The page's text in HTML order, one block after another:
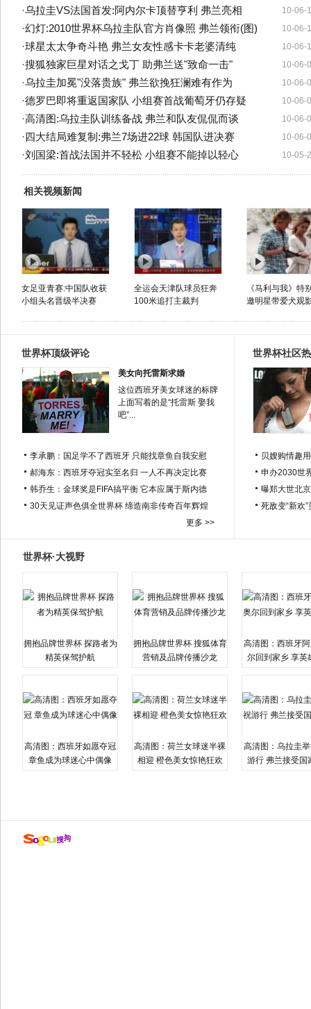
10-06-
·乌拉圭VS法国首发:阿内尔卡顶替亨利 弗兰亮相
10-06-
·幻灯:2010世界杯乌拉圭队官方肖像照 弗兰领衔(图)
10-06-
·球星太太争奇斗艳 弗兰女友性感卡卡老婆清纯
10-06-
·搜狐独家巨星对话之戈丁 助弗兰送"致命一击"
10-06-
·乌拉圭加冕"没落贵族" 弗兰欲挽狂澜难有作为
10-06-
·德罗巴即将重返国家队 小组赛首战葡萄牙仍存疑
10-06-
·高清图:乌拉圭队训练备战 弗兰和队友侃侃而谈
10-06-
· 四大结局难复制:弗兰7场进22球 韩国队进决赛
10-05-
·刘国梁:首战法国并不轻松 小组赛不能掉以轻心
相关视频新闻
女足亚青赛:中国队收获
小组头名晋级半决赛
全运会天津队球员狂奔
100米追打主裁判
《马利与我》特
邀明星带爱犬观
世界杯顶级评论
美女向托雷斯求婚
这位西班牙美女球迷的标牌
上面写着的是“托雷斯 娶我
吧”...
李承鹏：国足学不了西班牙 只能找章鱼自我安慰
郝海东：西班牙夺冠实至名归 一人不再决定比赛
韩乔生：金球奖是FIFA搞平衡 它本应属于斯内德
30天见证声色俱全世界杯 缔造南非传奇百年辉煌
更多 >>
世界杯社区
贝嫂购情趣
申办2030世
曝郑大世北
死敌变“新欢
世界杯·大视野
拥抱品牌世界杯 探路者为
精英保驾护航
拥抱品牌世界杯 搜狐体育
营销及品牌传播沙龙
高清图：西班牙
尔回到家乡 享英
高清图：西班牙如愿夺冠
章鱼成为球迷心中偶像
高清图：荷兰女球迷半裸
相迎 橙色美女惊艳狂欢
高清图：乌拉圭
游行 弗兰接受国